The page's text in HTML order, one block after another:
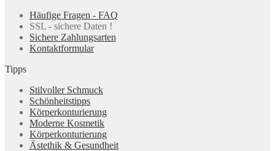
Häufige Fragen - FAQ
SSL - sichere Daten !
Sichere Zahlungsarten
Kontaktformular
Tipps
Stilvoller Schmuck
Schönheitstipps
Körperkonturierung
Moderne Kosmetik
Körperkonturierung
Ästethik & Gesundheit